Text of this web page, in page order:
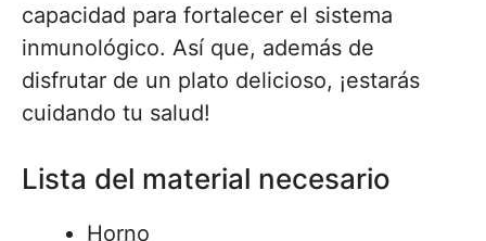
capacidad para fortalecer el sistema
inmunológico. Así que, además de
disfrutar de un plato delicioso, ¡estarás
cuidando tu salud!
Lista del material necesario
Horno